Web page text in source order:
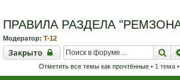
ПРАВИЛА РАЗДЕЛА
Модератор: T-12
Закрыто
Закрыто
Отметить все темы как прочтённые• 1 тема